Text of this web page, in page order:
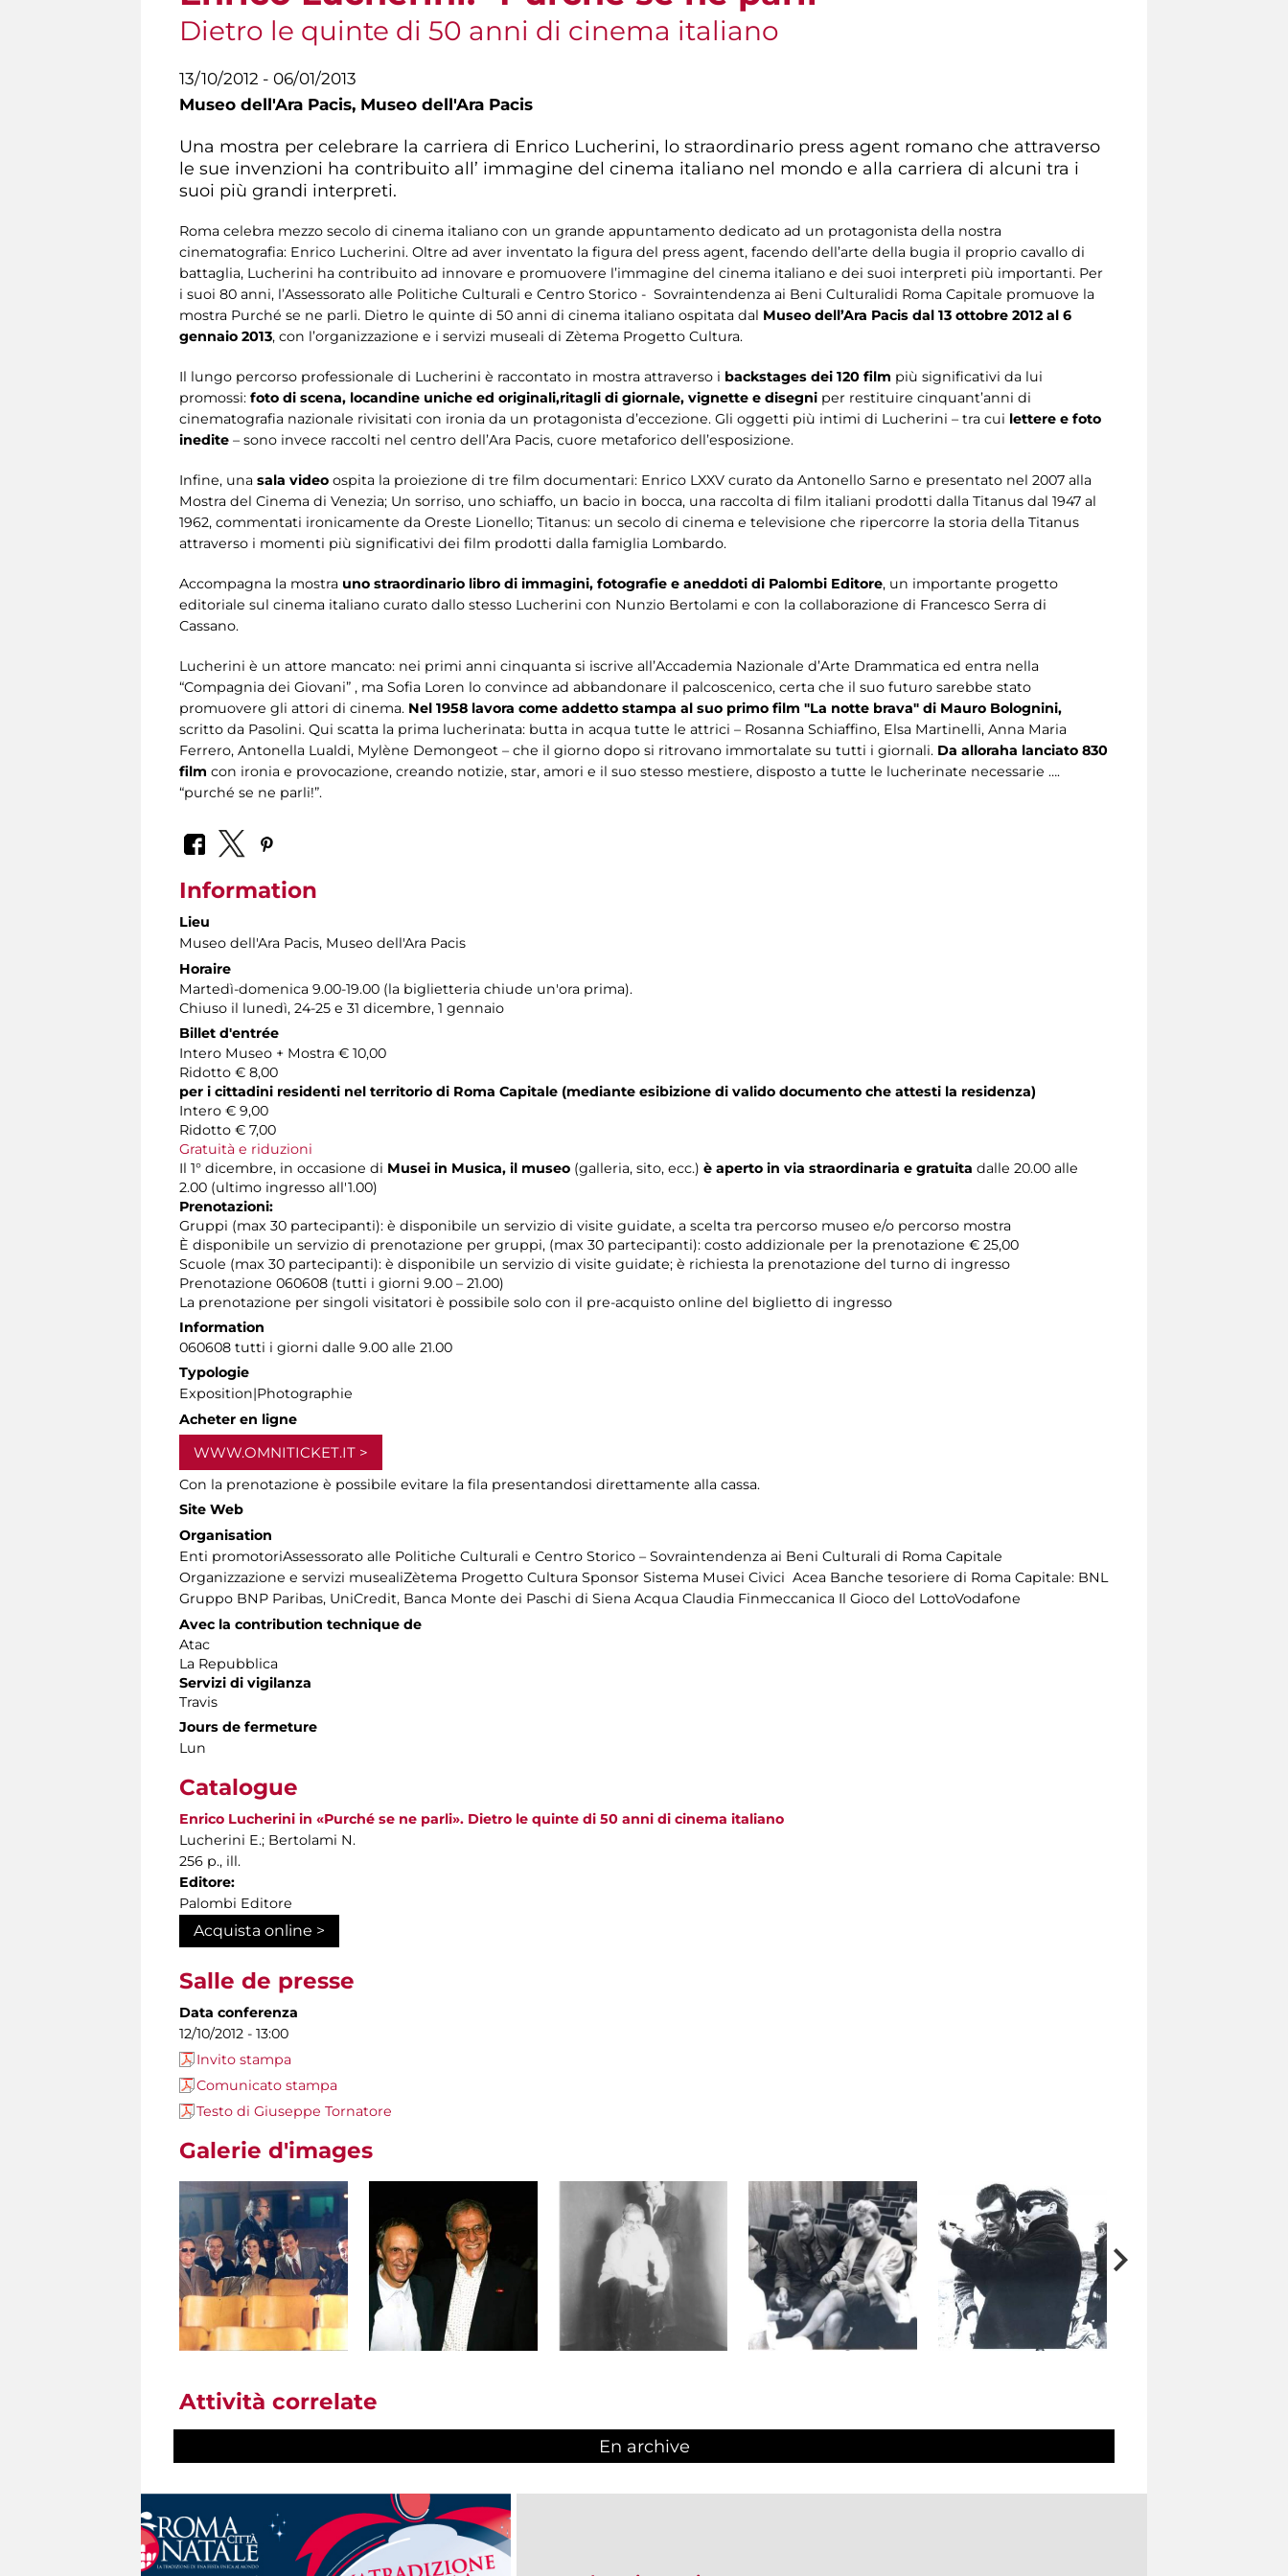
Dietro le quinte di 50 anni di cinema italiano
13/10/2012 - 06/01/2013
Museo dell'Ara Pacis, Museo dell'Ara Pacis
Una mostra per celebrare la carriera di Enrico Lucherini, lo straordinario press agent romano che attraverso
le sue invenzioni ha contribuito all’ immagine del cinema italiano nel mondo e alla carriera di alcuni tra i
suoi più grandi interpreti.
Roma celebra mezzo secolo di cinema italiano con un grande appuntamento dedicato ad un protagonista della nostra
cinematografia: Enrico Lucherini. Oltre ad aver inventato la figura del press agent, facendo dell’arte della bugia il proprio cavallo di
battaglia, Lucherini ha contribuito ad innovare e promuovere l’immagine del cinema italiano e dei suoi interpreti più importanti. Per
i suoi 80 anni, l’Assessorato alle Politiche Culturali e Centro Storico - Sovraintendenza ai Beni Culturalidi Roma Capitale promuove la
mostra Purché se ne parli. Dietro le quinte di 50 anni di cinema italiano ospitata dal Museo dell’Ara Pacis dal 13 ottobre 2012 al 6
gennaio 2013, con l’organizzazione e i servizi museali di Zètema Progetto Cultura.
Il lungo percorso professionale di Lucherini è raccontato in mostra attraverso i backstages dei 120 film più significativi da lui
promossi: foto di scena, locandine uniche ed originali,ritagli di giornale, vignette e disegni per restituire cinquant’anni di
cinematografia nazionale rivisitati con ironia da un protagonista d’eccezione. Gli oggetti più intimi di Lucherini – tra cui lettere e foto
inedite – sono invece raccolti nel centro dell’Ara Pacis, cuore metaforico dell’esposizione.
Infine, una sala video ospita la proiezione di tre film documentari: Enrico LXXV curato da Antonello Sarno e presentato nel 2007 alla
Mostra del Cinema di Venezia; Un sorriso, uno schiaffo, un bacio in bocca, una raccolta di film italiani prodotti dalla Titanus dal 1947 al
1962, commentati ironicamente da Oreste Lionello; Titanus: un secolo di cinema e televisione che ripercorre la storia della Titanus
attraverso i momenti più significativi dei film prodotti dalla famiglia Lombardo.
Accompagna la mostra uno straordinario libro di immagini, fotografie e aneddoti di Palombi Editore, un importante progetto
editoriale sul cinema italiano curato dallo stesso Lucherini con Nunzio Bertolami e con la collaborazione di Francesco Serra di
Cassano.
Lucherini è un attore mancato: nei primi anni cinquanta si iscrive all’Accademia Nazionale d’Arte Drammatica ed entra nella
“Compagnia dei Giovani” , ma Sofia Loren lo convince ad abbandonare il palcoscenico, certa che il suo futuro sarebbe stato
promuovere gli attori di cinema. Nel 1958 lavora come addetto stampa al suo primo film "La notte brava" di Mauro Bolognini,
scritto da Pasolini. Qui scatta la prima lucherinata: butta in acqua tutte le attrici – Rosanna Schiaffino, Elsa Martinelli, Anna Maria
Ferrero, Antonella Lualdi, Mylène Demongeot – che il giorno dopo si ritrovano immortalate su tutti i giornali. Da alloraha lanciato 830
film con ironia e provocazione, creando notizie, star, amori e il suo stesso mestiere, disposto a tutte le lucherinate necessarie ….
“purché se ne parli!”.
Information
Lieu
Museo dell'Ara Pacis, Museo dell'Ara Pacis
Horaire
Martedì-domenica 9.00-19.00 (la biglietteria chiude un'ora prima).
Chiuso il lunedì, 24-25 e 31 dicembre, 1 gennaio
Billet d'entrée
Intero Museo + Mostra € 10,00
Ridotto € 8,00
per i cittadini residenti nel territorio di Roma Capitale (mediante esibizione di valido documento che attesti la residenza)
Intero € 9,00
Ridotto € 7,00
Gratuità e riduzioni
Il 1° dicembre, in occasione di Musei in Musica, il museo (galleria, sito, ecc.) è aperto in via straordinaria e gratuita dalle 20.00 alle
2.00 (ultimo ingresso all'1.00)
Prenotazioni:
Gruppi (max 30 partecipanti): è disponibile un servizio di visite guidate, a scelta tra percorso museo e/o percorso mostra
È disponibile un servizio di prenotazione per gruppi, (max 30 partecipanti): costo addizionale per la prenotazione € 25,00
Scuole (max 30 partecipanti): è disponibile un servizio di visite guidate; è richiesta la prenotazione del turno di ingresso
Prenotazione 060608 (tutti i giorni 9.00 – 21.00)
La prenotazione per singoli visitatori è possibile solo con il pre-acquisto online del biglietto di ingresso
Information
060608 tutti i giorni dalle 9.00 alle 21.00
Typologie
Exposition|Photographie
Acheter en ligne
WWW.OMNITICKET.IT
Con la prenotazione è possibile evitare la fila presentandosi direttamente alla cassa.
Site Web
Organisation
Enti promotoriAssessorato alle Politiche Culturali e Centro Storico – Sovraintendenza ai Beni Culturali di Roma Capitale
Organizzazione e servizi musealiZètema Progetto Cultura Sponsor Sistema Musei Civici Acea Banche tesoriere di Roma Capitale: BNL
Gruppo BNP Paribas, UniCredit, Banca Monte dei Paschi di Siena Acqua Claudia Finmeccanica Il Gioco del LottoVodafone
Avec la contribution technique de
Atac
La Repubblica
Servizi di vigilanza
Travis
Jours de fermeture
Lun
Catalogue
Enrico Lucherini in «Purché se ne parli». Dietro le quinte di 50 anni di cinema italiano
Lucherini E.; Bertolami N.
256 p., ill.
Editore:
Palombi Editore
Acquista online >
Salle de presse
Data conferenza
12/10/2012 - 13:00
Invito stampa
Comunicato stampa
Testo di Giuseppe Tornatore
Galerie d'images
Attività correlate
En archive